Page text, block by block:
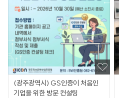
(광주광역시) GS인증이 처음인
기업을 위한 방문 컨설팅